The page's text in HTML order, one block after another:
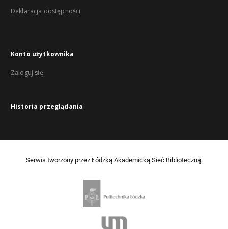
Deklaracja dostępności
Konto użytkownika
Zaloguj się
Historia przeglądania
Serwis tworzony przez Łódzką Akademicką Sieć Biblioteczną.